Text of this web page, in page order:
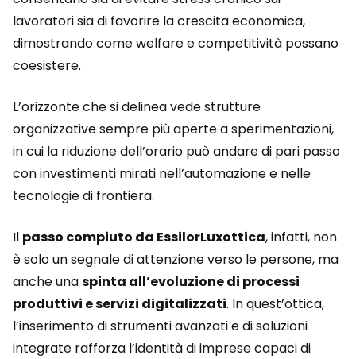
lavoratori sia di favorire la crescita economica,
dimostrando come welfare e competitività possano
coesistere.
L’orizzonte che si delinea vede strutture
organizzative sempre più aperte a sperimentazioni,
in cui la riduzione dell’orario può andare di pari passo
con investimenti mirati nell’automazione e nelle
tecnologie di frontiera.
Il passo compiuto da EssilorLuxottica, infatti, non
è solo un segnale di attenzione verso le persone, ma
anche unaspinta all’evoluzione di processi
produttivi e servizi digitalizzati. In quest’ottica,
l’inserimento di strumenti avanzati e di soluzioni
integrate rafforza l’identità di imprese capaci di